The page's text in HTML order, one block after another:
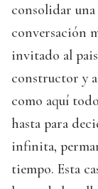
consolidar
conversación
invitado al
constructor y
como aquí
hasta para
infinita,
tiempo. Esta